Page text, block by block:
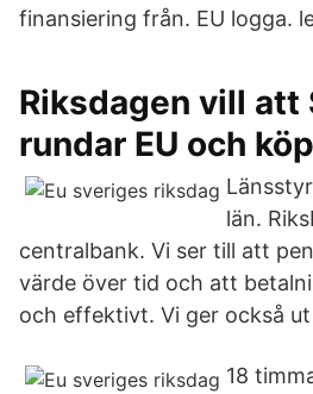
finansiering från. EU logga.
Riksdagen vill att
rundar EU och
län.
centralbank. Vi ser till att
värde över tid och att
och effektivt. Vi ger också ut
18